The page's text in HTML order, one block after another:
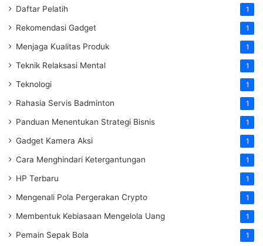
Daftar Pelatih 1
Rekomendasi Gadget 1
Menjaga Kualitas Produk 1
Teknik Relaksasi Mental 1
Teknologi 1
Rahasia Servis Badminton 1
Panduan Menentukan Strategi Bisnis 1
Gadget Kamera Aksi 1
Cara Menghindari Ketergantungan 1
HP Terbaru 1
Mengenali Pola Pergerakan Crypto 1
Membentuk Kebiasaan Mengelola Uang 1
Pemain Sepak Bola 1